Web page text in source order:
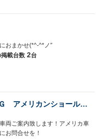
おまかせ(*^-^*ノ″
掲載台数 2台
ＡＺＺＵＲＲＥ ＭＯＴＯＲＩＮＧ アメリカンショールーム
両ご案内致します！アメリカ車
お問合せを！